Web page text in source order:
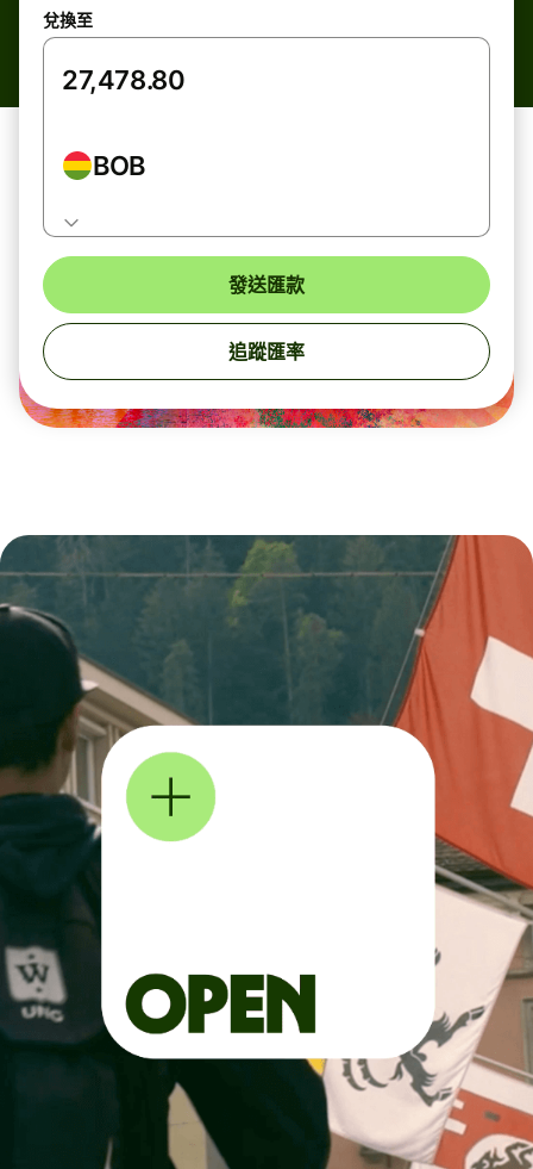
兌換至
BOB
發送匯款
追蹤匯率